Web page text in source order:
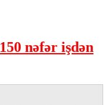
150 nəfər işdən